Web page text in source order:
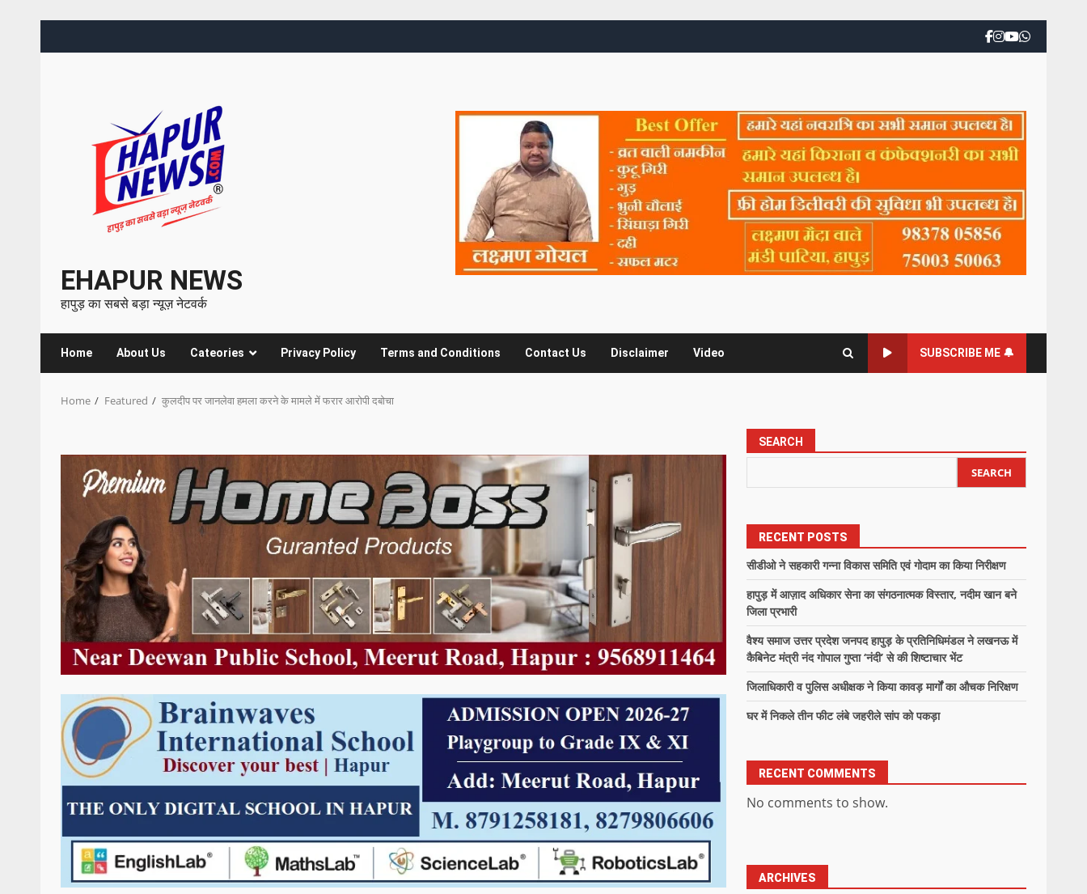
EHAPUR NEWS
हापुड़ का सबसे बड़ा न्यूज़ नेटवर्क
Home About Us Cateories Privacy Policy Terms and Conditions Contact Us Disclaimer Video SUBSCRIBE ME 🔔
Home Featured कुलदीप पर जानलेवा हमला करने के मामले में फरार आरोपी दबोचा
SEARCH
SEARCH
RECENT POSTS
सीडीओ ने सहकारी गन्ना विकास समिति एवं गोदाम का किया निरीक्षण
हापुड़ में आज़ाद अधिकार सेना का संगठनात्मक विस्तार, नदीम खान बने
जिला प्रभारी
वैश्य समाज उत्तर प्रदेश जनपद हापुड़ के प्रतिनिधिमंडल ने लखनऊ में
कैबिनेट मंत्री नंद गोपाल गुप्ता ‘नंदी’ से की शिष्टाचार भेंट
जिलाधिकारी व पुलिस अधीक्षक ने किया कावड़ मार्गों का औचक निरिक्षण
घर में निकले तीन फीट लंबे जहरीले सांप को पकड़ा
RECENT COMMENTS
No comments to show.
ARCHIVES